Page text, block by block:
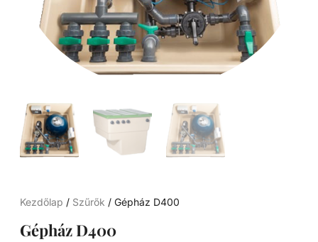
Kezdőlap / Szűrők / Gépház D400
Gépház D400